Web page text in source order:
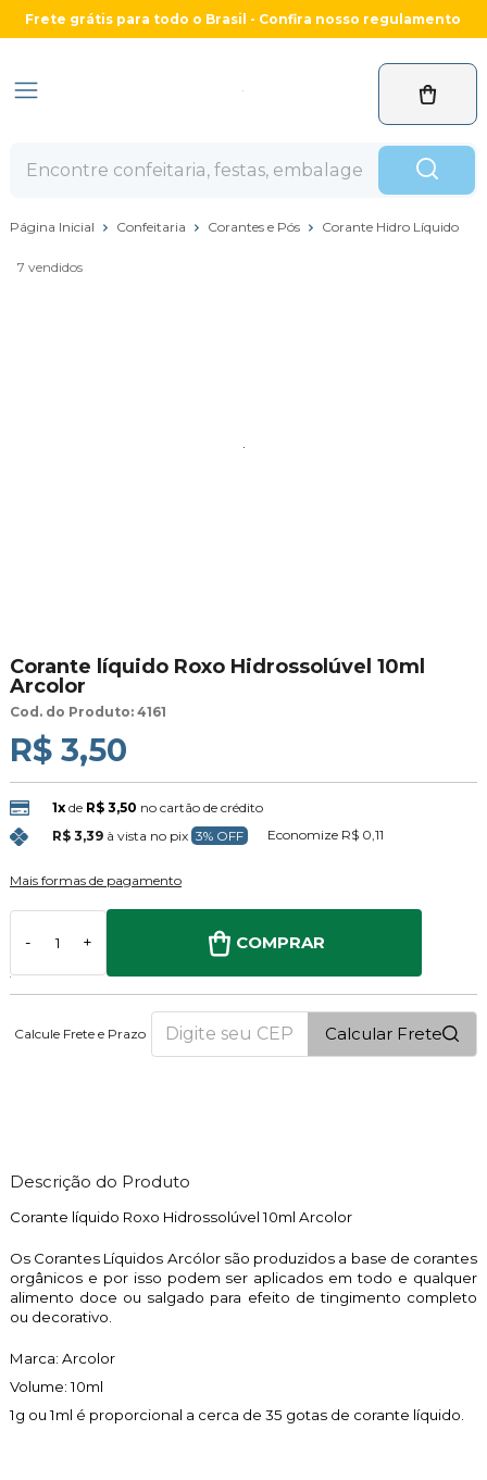
Frete grátis para todo o Brasil - Confira nosso regulamento
Página Inicial Confeitaria Corantes e Pós Corante Hidro Líquido
7 vendidos
Corante líquido Roxo Hidrossolúvel 10ml
Arcolor
Cod. do Produto: 4161
R$ 3,50
1xde R$ 3,50 no cartão de crédito
R$ 3,39 à vista no pix 3% OFF Economize R$ 0,11
Mais formas de pagamento
- + COMPRAR
Calcule Frete e Prazo Calcular Frete
Descrição do Produto
Corante líquido Roxo Hidrossolúvel 10ml Arcolor
Os Corantes Líquidos Arcólor são produzidos a base de corantes
orgânicos e por isso podem ser aplicados em todo e qualquer
alimento doce ou salgado para efeito de tingimento completo
ou decorativo.
Marca: Arcolor
Volume: 10ml
1g ou 1ml é proporcional a cerca de 35 gotas de corante líquido.